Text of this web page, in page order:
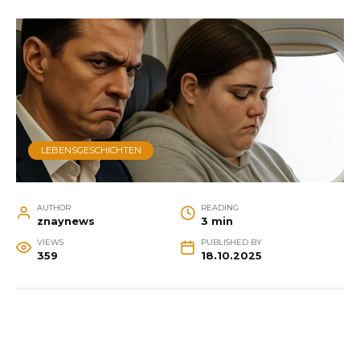
LEBENSGESCHICHTEN
AUTHOR
znaynews
READING
3 min
VIEWS
359
PUBLISHED BY
18.10.2025